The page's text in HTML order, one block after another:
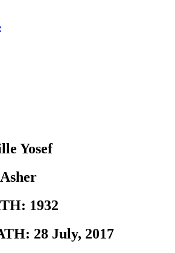
Yosef
Asher
1932
28 July, 2017